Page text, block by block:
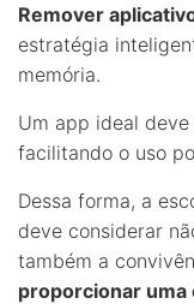
Remover
estratégia
memória.
Um app ideal
facilitando o uso
Dessa forma, a
deve considerar
também a
proporcionar uma